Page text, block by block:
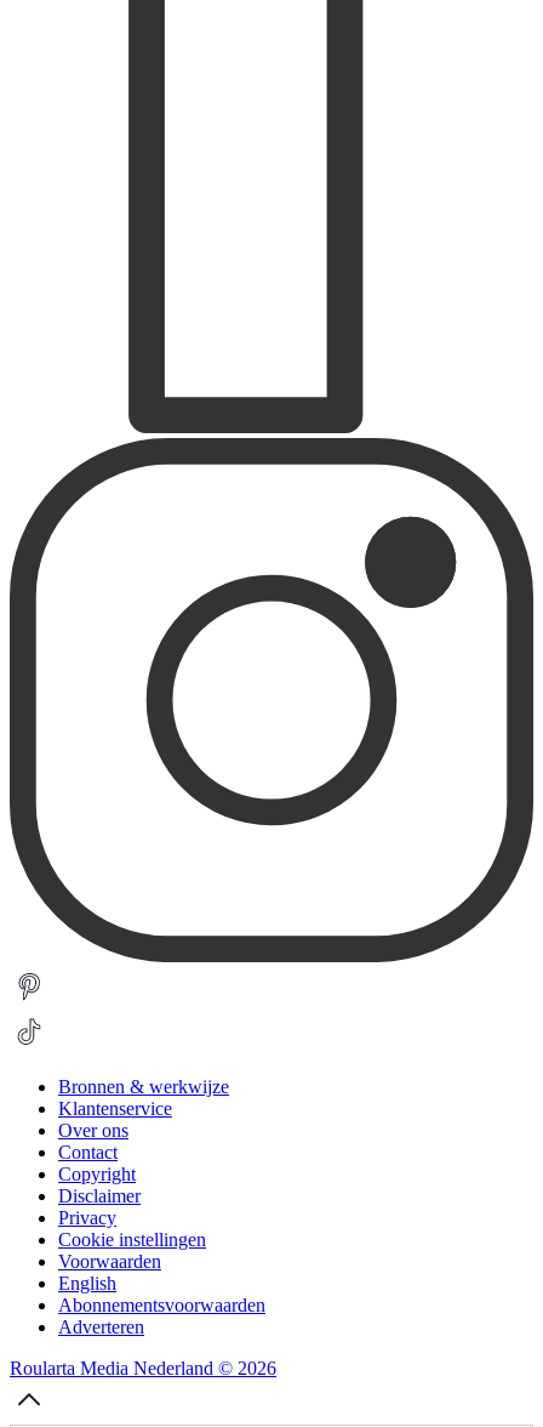
Bronnen & werkwijze
Klantenservice
Over ons
Contact
Copyright
Disclaimer
Privacy
Cookie instellingen
Voorwaarden
English
Abonnementsvoorwaarden
Adverteren
Roularta Media Nederland © 2026